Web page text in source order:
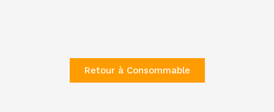
Retour à Consommable